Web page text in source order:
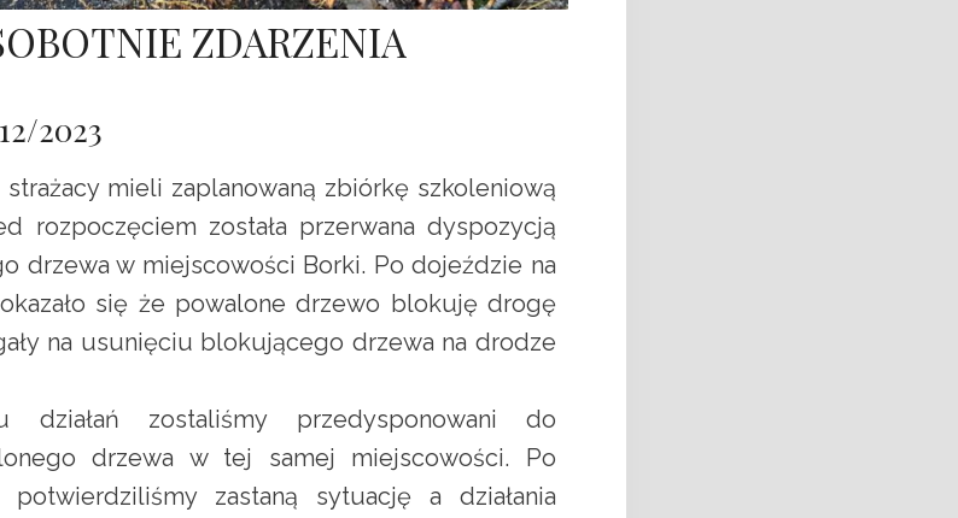
ZDARZENIA
2023
mieli zaplanowaną zbiórkę szkoleniową
rozpoczęciem została przerwana dyspozycją
drzewa w miejscowości Borki. Po dojeździe na
się że powalone drzewo blokuję drogę
na usunięciu blokującego drzewa na drodze
działań zostaliśmy przedysponowani do
drzewa w tej samej miejscowości. Po
zastaną sytuację a działania